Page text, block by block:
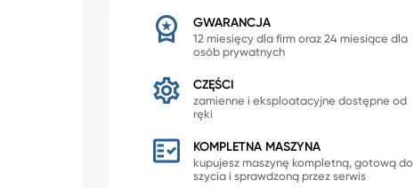
GWARANCJA
12 miesięcy dla firm oraz 24 miesiące dla
osób prywatnych
CZĘŚCI
zamienne i eksploatacyjne dostępne od
ręki
KOMPLETNA MASZYNA
kupujesz maszynę kompletną, gotową do
szycia i sprawdzoną przez serwis